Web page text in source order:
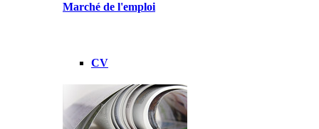
Marché de l'emploi
CV